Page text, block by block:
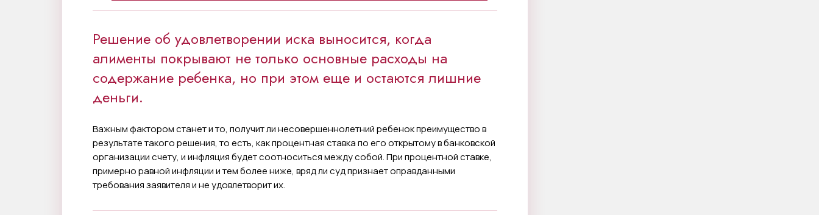
Решение об удовлетворении иска выносится, когда
алименты покрывают не только основные расходы на
содержание ребенка, но при этом еще и остаются лишние
деньги.
Важным фактором станет и то, получит ли несовершеннолетний ребенок преимущество в
результате такого решения, то есть, как процентная ставка по его открытому в банковской
организации счету, и инфляция будет соотноситься между собой. При процентной ставке,
примерно равной инфляции и тем более ниже, вряд ли суд признает оправданными
требования заявителя и не удовлетворит их.